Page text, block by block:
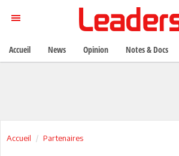
Accueil Partenaires
Accueil News Opinion Notes & Docs